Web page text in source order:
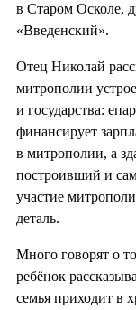
в Старом Осколе,
«Введенский».
Отец Николай
митрополии
и государства:
финансирует
в митрополии, а
построивший и
участие
деталь.
Много говорят о
ребёнок
семья приходит в